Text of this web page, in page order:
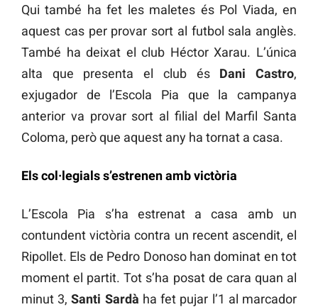
Qui també ha fet les maletes és Pol Viada, en
aquest cas per provar sort al futbol sala anglès.
També ha deixat el club Héctor Xarau. L’única
alta que presenta el club és Dani Castro,
exjugador de l’Escola Pia que la campanya
anterior va provar sort al filial del Marfil Santa
Coloma, però que aquest any ha tornat a casa.
Els col·legials s’estrenen amb victòria
L’Escola Pia s’ha estrenat a casa amb un
contundent victòria contra un recent ascendit, el
Ripollet. Els de Pedro Donoso han dominat en tot
moment el partit. Tot s’ha posat de cara quan al
minut 3,Santi Sardà ha fet pujar l’1 al marcador